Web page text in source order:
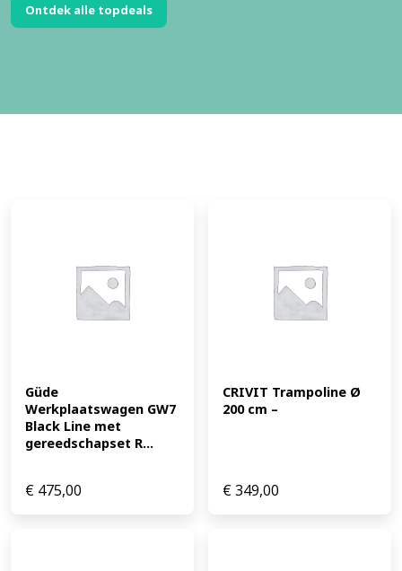
Ontdek alle topdeals
Güde
Werkplaatswagen GW7
Black Line met
gereedschapset R...
€ 475,00
CRIVIT Trampoline Ø
200 cm –
€349,00